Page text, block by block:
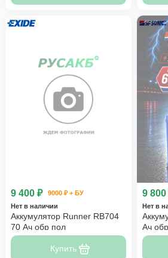
9 400 ₽
9000 ₽ + БУ
Нет в наличии
Аккумулятор Runner RB704
70 Ач обр пол
Купить
9 800
Нет в
Ач